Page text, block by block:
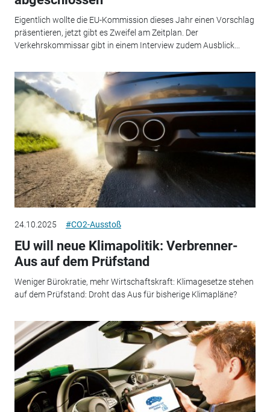
Eigentlich wollte die EU-Kommission dieses Jahr einen Vorschlag
präsentieren, jetzt gibt es Zweifel am Zeitplan. Der
Verkehrskommissar gibt in einem Interview zudem Ausblick...
24.10.2025 #CO2-Ausstoß
EU will neue Klimapolitik: Verbrenner-
Aus auf dem Prüfstand
Weniger Bürokratie, mehr Wirtschaftskraft: Klimagesetze stehen
auf dem Prüfstand: Droht das Aus für bisherige Klimapläne?